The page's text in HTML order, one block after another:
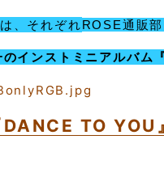
、それぞれROSE通販
のインストミニアルバ
TO YOU